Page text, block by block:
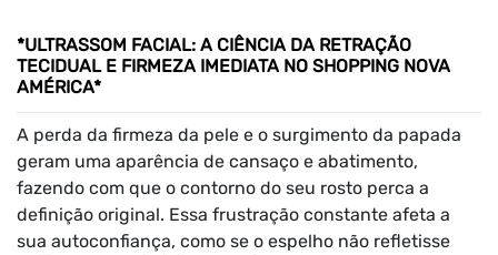
*ULTRASSOM FACIAL: A CIÊNCIA DA RETRAÇÃO
TECIDUAL E FIRMEZA IMEDIATA NO SHOPPING NOVA
AMÉRICA*
A perda da firmeza da pele e o surgimento da papada
geram uma aparência de cansaço e abatimento,
fazendo com que o contorno do seu rosto perca a
definição original. Essa frustração constante afeta a
sua autoconfiança, como se o espelho não refletisse